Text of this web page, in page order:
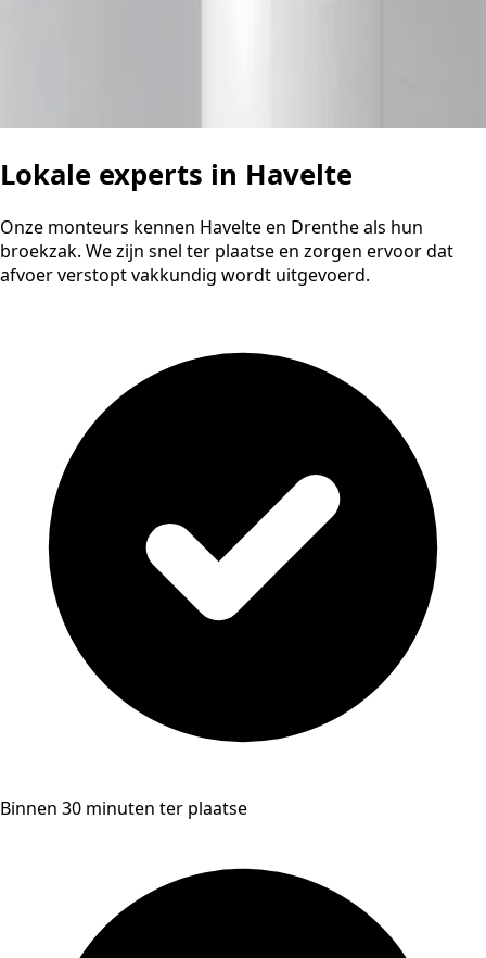
Lokale experts in Havelte
Onze monteurs kennen Havelte en Drenthe als hun
broekzak. We zijn snel ter plaatse en zorgen ervoor dat
afvoer verstopt vakkundig wordt uitgevoerd.
Binnen 30 minuten ter plaatse